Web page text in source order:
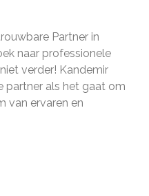
Betrouwbare
Partner
in
Juridische
Zaken
Partner in
naar professionele
verder! Kandemir
partner als het gaat om
van ervaren en